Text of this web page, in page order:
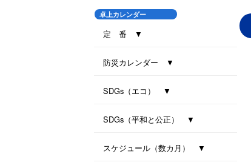
卓上カレンダー
定 番 ▼
セブンデイズセブンカラーズ（大）
セブンデイズセブンカラーズ（小）
エコグリーン（大）
エコ ブラウン（大）
エコ ブラウン（小）
セブンデイズセブンカラーズ（eco7）
インデックス・セブンカラーズ (All eco)
インデックス・セブンカラーズ
防災カレンダー ▼
SDGs（エコ） ▼
ｾﾊﾟﾚｰﾄ・ﾂｰﾏﾝｽ・7ｶﾗｰｽﾞ(All eco)
シンプル・セブンカラーズ (All eco)
種付き卓上カレンダー(ﾊﾞｼﾞﾙ)
種付き卓上カレンダー(ｸﾛｰﾊﾞｰ)
SDGs（平和と公正） ▼
卓上カレンダー Orizuru-smart-
スケジュール（数カ月） ▼